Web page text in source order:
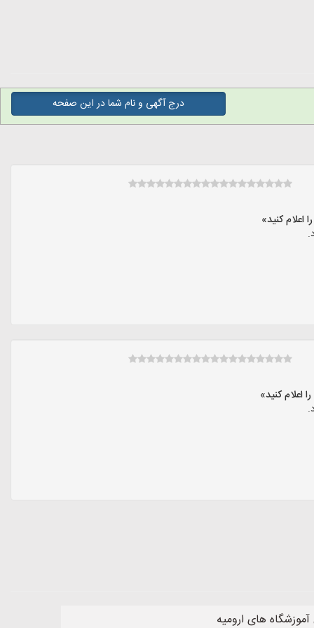
درج آگهی و نام شما در این صفحه
های ارومیه